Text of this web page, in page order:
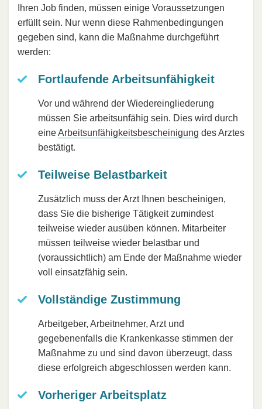
Ihren Job finden, müssen einige Voraussetzungen
erfüllt sein. Nur wenn diese Rahmenbedingungen
gegeben sind, kann die Maßnahme durchgeführt
werden:
Fortlaufende Arbeitsunfähigkeit
Vor und während der Wiedereingliederung
müssen Sie arbeitsunfähig sein. Dies wird durch
eineArbeitsunfähigkeitsbescheinigung des Arztes
bestätigt.
Teilweise Belastbarkeit
Zusätzlich muss der Arzt Ihnen bescheinigen,
dass Sie die bisherige Tätigkeit zumindest
teilweise wieder ausüben können. Mitarbeiter
müssen teilweise wieder belastbar und
(voraussichtlich) am Ende der Maßnahme wieder
voll einsatzfähig sein.
Vollständige Zustimmung
Arbeitgeber, Arbeitnehmer, Arzt und
gegebenenfalls die Krankenkasse stimmen der
Maßnahme zu und sind davon überzeugt, dass
diese erfolgreich abgeschlossen werden kann.
Vorheriger Arbeitsplatz